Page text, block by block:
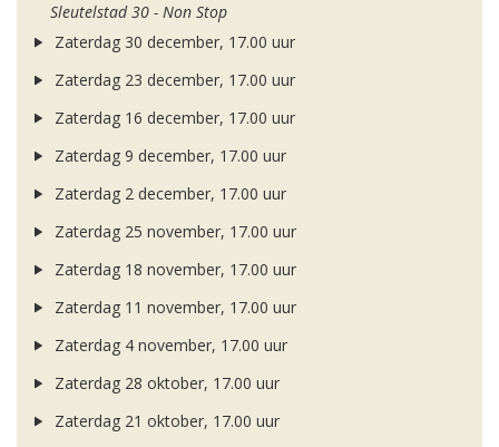
Sleutelstad 30 - Non Stop
Zaterdag 30 december, 17.00 uur
Zaterdag 23 december, 17.00 uur
Zaterdag 16 december, 17.00 uur
Zaterdag 9 december, 17.00 uur
Zaterdag 2 december, 17.00 uur
Zaterdag 25 november, 17.00 uur
Zaterdag 18 november, 17.00 uur
Zaterdag 11 november, 17.00 uur
Zaterdag 4 november, 17.00 uur
Zaterdag 28 oktober, 17.00 uur
Zaterdag 21 oktober, 17.00 uur